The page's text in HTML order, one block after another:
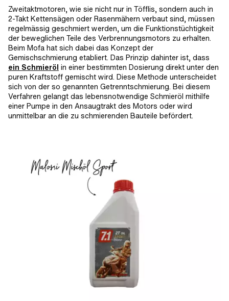
Zweitaktmotoren, wie sie nicht nur in Töfflis, sondern auch in
2-Takt Kettensägen oder Rasenmähern verbaut sind, müssen
regelmässig geschmiert werden, um die Funktionstüchtigkeit
der beweglichen Teile des Verbrennungsmotors zu erhalten.
Beim Mofa hat sich dabei das Konzept der
Gemischschmierung etabliert. Das Prinzip dahinter ist, dass
ein Schmieröl in einer bestimmten Dosierung direkt unter den
puren Kraftstoff gemischt wird. Diese Methode unterscheidet
sich von der so genannten Getrenntschmierung. Bei diesem
Verfahren gelangt das lebensnotwendige Schmieröl mithilfe
einer Pumpe in den Ansaugtrakt des Motors oder wird
unmittelbar an die zu schmierenden Bauteile befördert.